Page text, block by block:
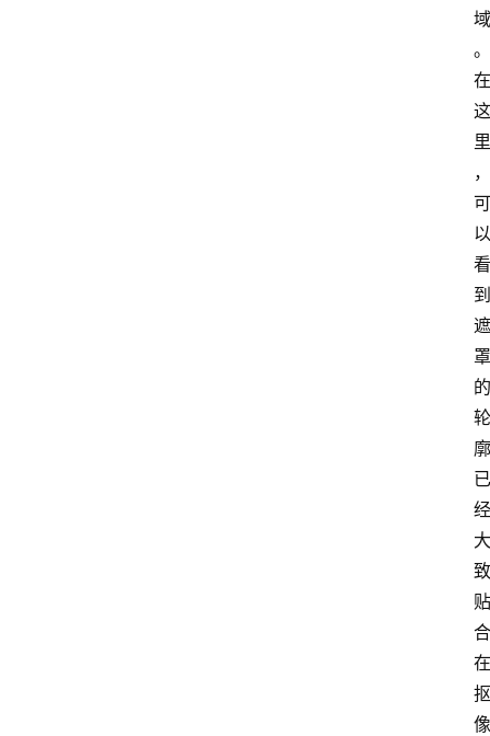
域
。
在
这
里
，
可
以
看
到
遮
罩
的
轮
廓
已
经
大
致
贴
合
在
抠
像